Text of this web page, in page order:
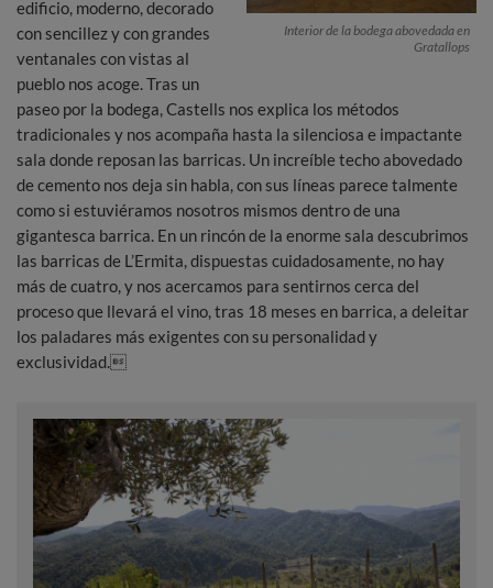
Interior de la bodega abovedada en
Gratallops
edificio, moderno, decorado
con sencillez y con grandes
ventanales con vistas al
pueblo nos acoge. Tras un
paseo por la bodega, Castells nos explica los métodos
tradicionales y nos acompaña hasta la silenciosa e impactante
sala donde reposan las barricas. Un increíble techo abovedado
de cemento nos deja sin habla, con sus líneas parece talmente
como si estuviéramos nosotros mismos dentro de una
gigantesca barrica. En un rincón de la enorme sala descubrimos
las barricas de L’Ermita, dispuestas cuidadosamente, no hay
más de cuatro, y nos acercamos para sentirnos cerca del
proceso que llevará el vino, tras 18 meses en barrica, a deleitar
los paladares más exigentes con su personalidad y
exclusividad.